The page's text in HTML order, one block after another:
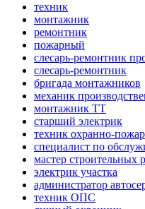
техник
монтажник
ремонтник
пожарный
слесарь-ремонтник
слесарь-ремонтник
бригада монтажников
механик
монтажник ТТ
старший электрик
техник охранно-
специалист по
мастер строительных
электрик участка
администратор
техник ОПС